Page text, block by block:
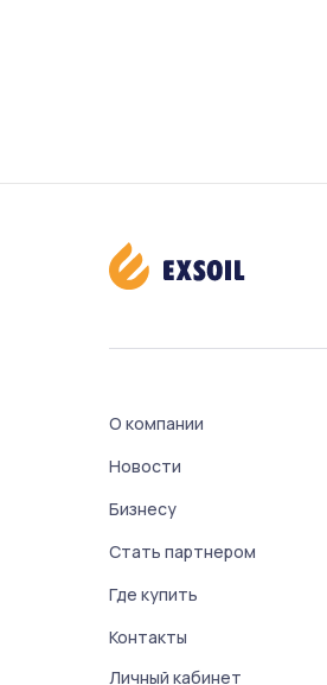
Бизнесу
Стать партнером
О компании
Новости
Где купить
Контакты
Личный кабинет